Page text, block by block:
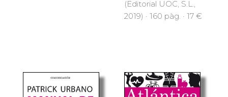
(Editorial UOC, S.L.,
2019) · 160 pàg. · 17 €